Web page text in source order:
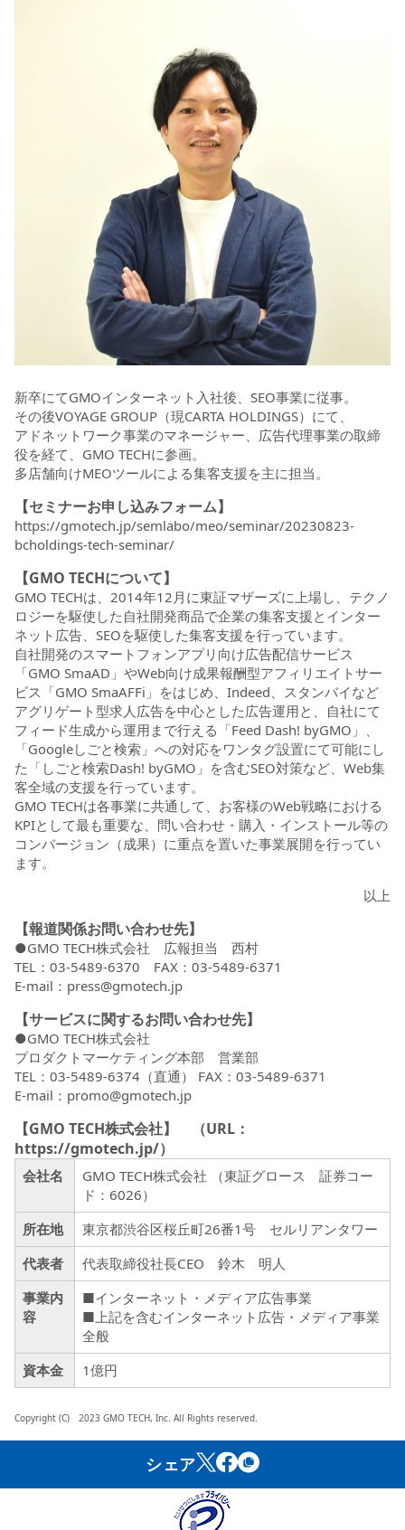
新卒にてGMOインターネット入社後、SEO事業に従事。
その後VOYAGE GROUP（現CARTA HOLDINGS）にて、
アドネットワーク事業のマネージャー、広告代理事業の取締
役を経て、GMO TECHに参画。
多店舗向けMEOツールによる集客支援を主に担当。
【セミナーお申し込みフォーム】
https://gmotech.jp/semlabo/meo/seminar/20230823-
bcholdings-tech-seminar/
【GMO TECHについて】
GMO TECHは、2014年12月に東証マザーズに上場し、テクノ
ロジーを駆使した自社開発商品で企業の集客支援とインター
ネット広告、SEOを駆使した集客支援を行っています。
自社開発のスマートフォンアプリ向け広告配信サービス
「GMO SmaAD」やWeb向け成果報酬型アフィリエイトサー
ビス「GMO SmaAFFi」をはじめ、Indeed、スタンバイなど
アグリゲート型求人広告を中心とした広告運用と、自社にて
フィード生成から運用まで行える「Feed Dash! byGMO」、
「Googleしごと検索」への対応をワンタグ設置にて可能にし
た「しごと検索Dash! byGMO」を含むSEO対策など、Web集
客全域の支援を行っています。
GMO TECHは各事業に共通して、お客様のWeb戦略における
KPIとして最も重要な、問い合わせ・購入・インストール等の
コンバージョン（成果）に重点を置いた事業展開を行ってい
ます。
以上
【報道関係お問い合わせ先】
●GMO TECH株式会社 広報担当 西村
TEL：03-5489-6370 FAX：03-5489-6371
E-mail：press@gmotech.jp
【サービスに関するお問い合わせ先】
●GMO TECH株式会社
プロダクトマーケティング本部 営業部
TEL：03-5489-6374（直通） FAX：03-5489-6371
E-mail：promo@gmotech.jp
【GMO TECH株式会社】 （URL：
https://gmotech.jp/）
会社名
GMO TECH株式会社 （東証グロース 証券コー
ド：6026）
所在地
東京都渋谷区桜丘町26番1号 セルリアンタワー
代表者
代表取締役社長CEO 鈴木 明人
事業内
容
■インターネット・メディア広告事業
■上記を含むインターネット広告・メディア事業
全般
資本金
1億円
Copyright (C) 2023 GMO TECH, Inc. All Rights reserved.
シェア